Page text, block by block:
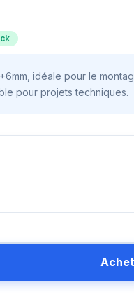
idéale pour le
pour projets techniques.